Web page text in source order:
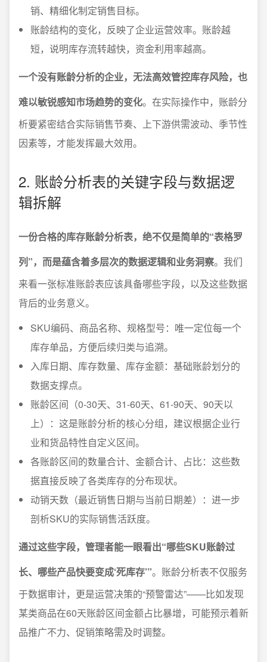
销、精细化制定销售目标。
账龄结构的变化，反映了企业运营效率。账龄越
短，说明库存流转越快，资金利用率越高。
一个没有账龄分析的企业，无法高效管控库存风险，也
难以敏锐感知市场趋势的变化。在实际操作中，账龄分
析要紧密结合实际销售节奏、上下游供需波动、季节性
因素等，才能发挥最大效用。
2. 账龄分析表的关键字段与数据逻
辑拆解
一份合格的库存账龄分析表，绝不仅是简单的“表格罗
列”，而是蕴含着多层次的数据逻辑和业务洞察。我们
来看一张标准账龄表应该具备哪些字段，以及这些数据
背后的业务意义。
SKU编码、商品名称、规格型号：唯一定位每一个
库存单品，方便后续归类与追溯。
入库日期、库存数量、库存金额：基础账龄划分的
数据支撑点。
账龄区间（0-30天、31-60天、61-90天、90天以
上）：这是账龄分析的核心分组，建议根据企业行
业和货品特性自定义区间。
各账龄区间的数量合计、金额合计、占比：这些数
据直接反映了各类库存的分布现状。
动销天数（最近销售日期与当前日期差）：进一步
剖析SKU的实际销售活跃度。
通过这些字段，管理者能一眼看出“哪些SKU账龄过
长、哪些产品快要变成‘死库存’”。账龄分析表不仅服务
于数据审计，更是运营决策的“预警雷达”——比如发现
某类商品在60天账龄区间金额占比暴增，可能预示着新
品推广不力、促销策略需及时调整。